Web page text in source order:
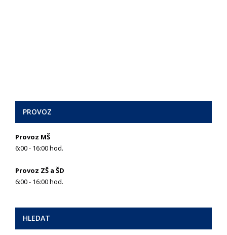
PROVOZ
Provoz MŠ
6:00 - 16:00 hod.
Provoz ZŠ a ŠD
6:00 - 16:00 hod.
HLEDAT